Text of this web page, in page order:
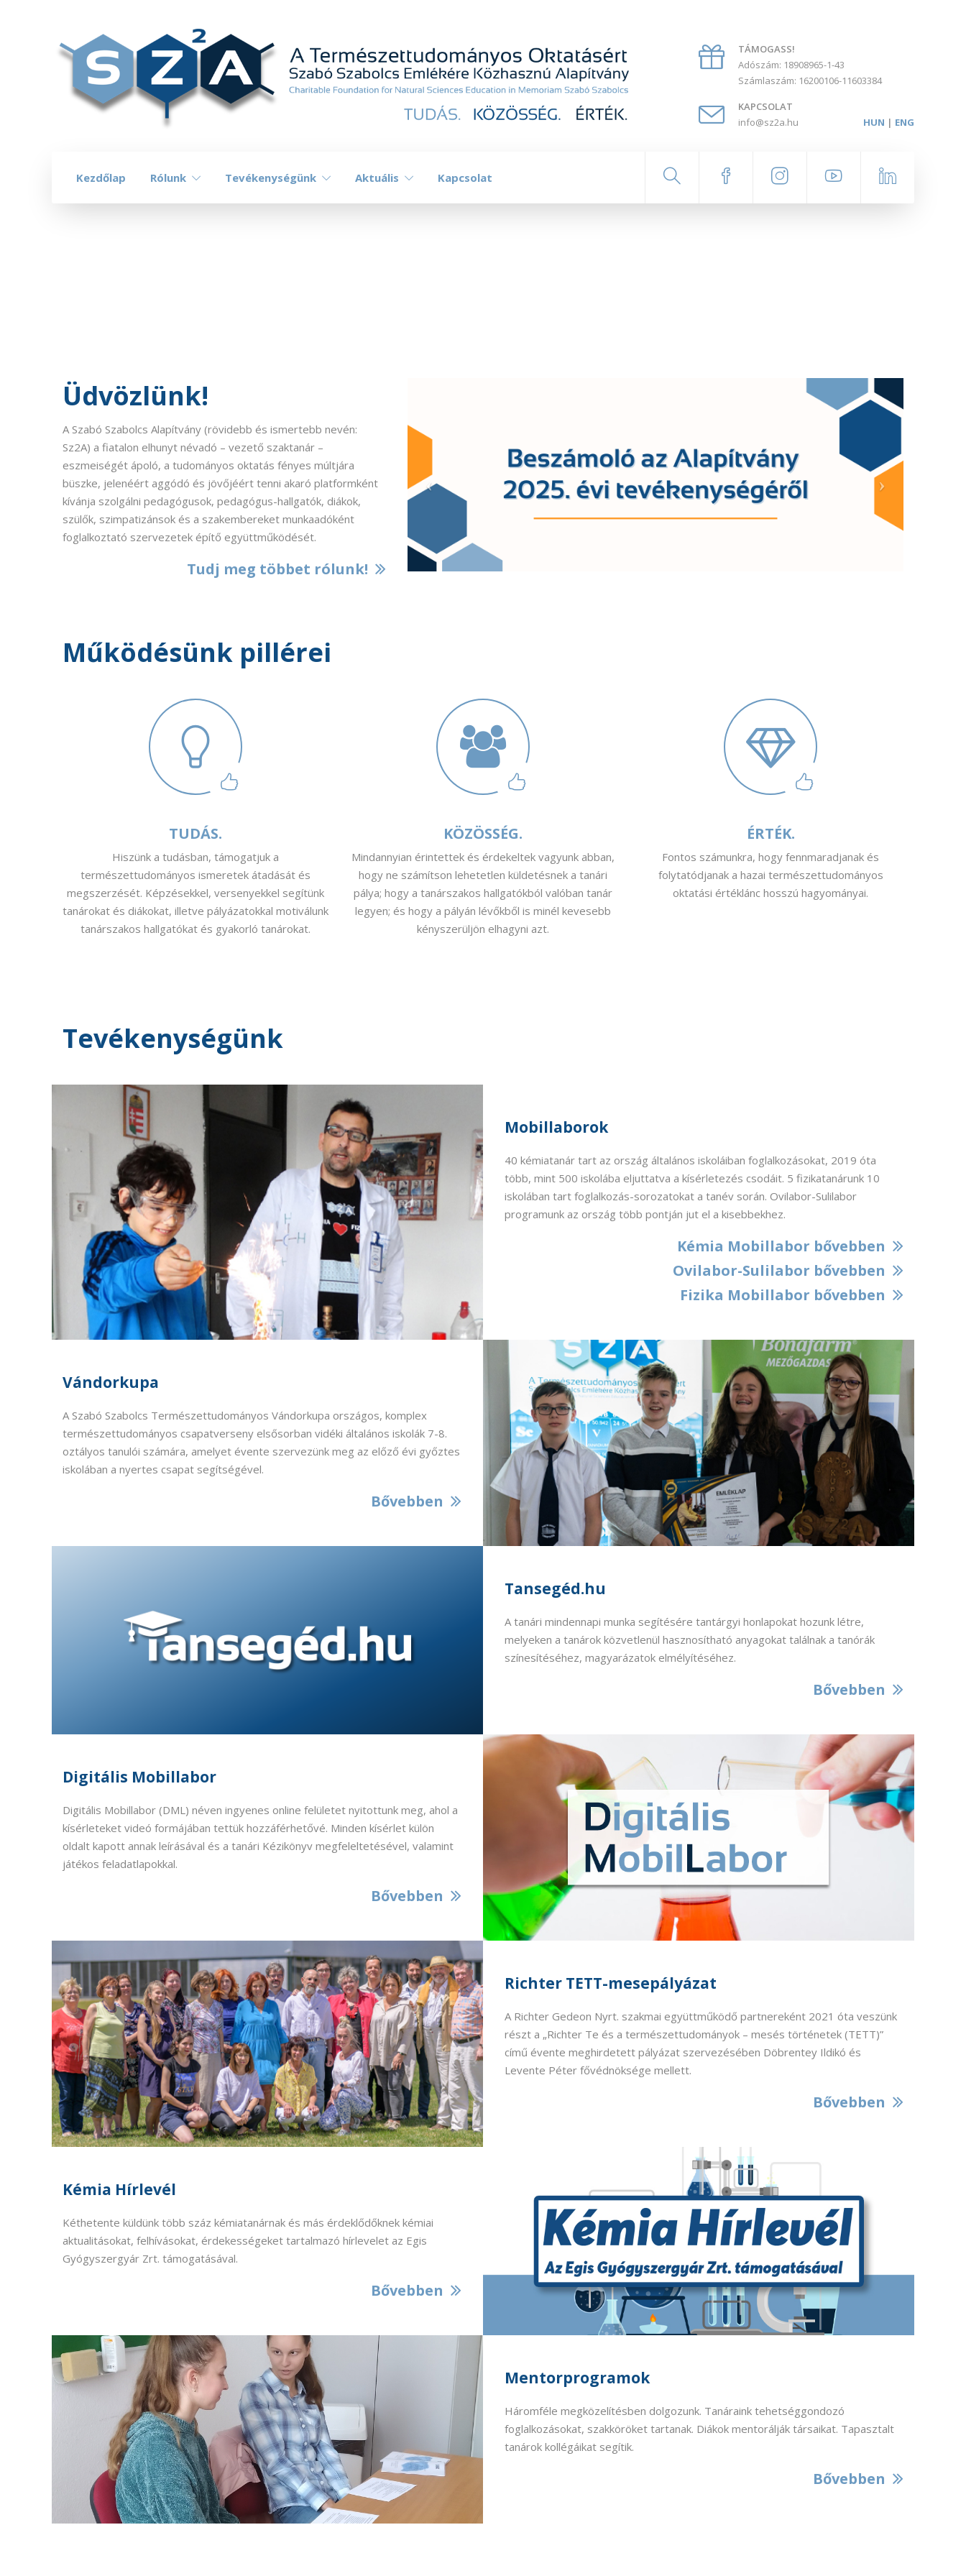
TÁMOGASS!
Adószám: 18908965-1-43
Számlaszám: 16200106-11603384
KAPCSOLAT
info@sz2a.hu
HUN | ENG
Kezdőlap Rólunk Tevékenységünk Aktuális Kapcsolat
Üdvözlünk!
A Szabó Szabolcs Alapítvány (rövidebb és ismertebb nevén:
Sz2A) a fiatalon elhunyt névadó – vezető szaktanár –
eszmeiségét ápoló, a tudományos oktatás fényes múltjára
büszke, jelenéért aggódó és jövőjéért tenni akaró platformként
kívánja szolgálni pedagógusok, pedagógus-hallgatók, diákok,
szülők, szimpatizánsok és a szakembereket munkaadóként
foglalkoztató szervezetek építő együttműködését.
Tudj meg többet rólunk!
Működésünk pillérei
TUDÁS.
Hiszünk a tudásban, támogatjuk a
természettudományos ismeretek átadását és
megszerzését. Képzésekkel, versenyekkel segítünk
tanárokat és diákokat, illetve pályázatokkal motiválunk
tanárszakos hallgatókat és gyakorló tanárokat.
KÖZÖSSÉG.
Mindannyian érintettek és érdekeltek vagyunk abban,
hogy ne számítson lehetetlen küldetésnek a tanári
pálya; hogy a tanárszakos hallgatókból valóban tanár
legyen; és hogy a pályán lévőkből is minél kevesebb
kényszerüljön elhagyni azt.
ÉRTÉK.
Fontos számunkra, hogy fennmaradjanak és
folytatódjanak a hazai természettudományos
oktatási értéklánc hosszú hagyományai.
Tevékenységünk
Mobillaborok
40 kémiatanár tart az ország általános iskoláiban foglalkozásokat, 2019 óta
több, mint 500 iskolába eljuttatva a kísérletezés csodáit. 5 fizikatanárunk 10
iskolában tart foglalkozás-sorozatokat a tanév során. Ovilabor-Sulilabor
programunk az ország több pontján jut el a kisebbekhez.
Kémia Mobillabor bővebben
Ovilabor-Sulilabor bővebben
Fizika Mobillabor bővebben
Vándorkupa
A Szabó Szabolcs Természettudományos Vándorkupa országos, komplex
természettudományos csapatverseny elsősorban vidéki általános iskolák 7-8.
oztályos tanulói számára, amelyet évente szervezünk meg az előző évi győztes
iskolában a nyertes csapat segítségével.
Bővebben
Tansegéd.hu
A tanári mindennapi munka segítésére tantárgyi honlapokat hozunk létre,
melyeken a tanárok közvetlenül hasznosítható anyagokat találnak a tanórák
színesítéséhez, magyarázatok elmélyítéséhez.
Bővebben
Digitális Mobillabor
Digitális Mobillabor (DML) néven ingyenes online felületet nyitottunk meg, ahol a
kísérleteket videó formájában tettük hozzáférhetővé. Minden kísérlet külön
oldalt kapott annak leírásával és a tanári Kézikönyv megfeleltetésével, valamint
játékos feladatlapokkal.
Bővebben
Richter TETT-mesepályázat
A Richter Gedeon Nyrt. szakmai együttműködő partnereként 2021 óta veszünk
részt a „Richter Te és a természettudományok – mesés történetek (TETT)”
című évente meghirdetett pályázat szervezésében Döbrentey Ildikó és
Levente Péter fővédnöksége mellett.
Bővebben
Kémia Hírlevél
Kéthetente küldünk több száz kémiatanárnak és más érdeklődőknek kémiai
aktualitásokat, felhívásokat, érdekességeket tartalmazó hírlevelet az Egis
Gyógyszergyár Zrt. támogatásával.
Bővebben
Mentorprogramok
Háromféle megközelítésben dolgozunk. Tanáraink tehetséggondozó
foglalkozásokat, szakköröket tartanak. Diákok mentorálják társaikat. Tapasztalt
tanárok kollégáikat segítik.
Bővebben